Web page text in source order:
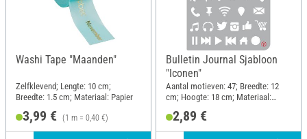
Washi Tape "Maanden"
Zelfklevend; Lengte: 10 cm;
Breedte: 1.5 cm; Materiaal: Papier
3,99 € (1 m = 0,40 €)
Bulletin Journal Sjabloon
"Iconen"
Aantal motieven: 47; Breedte: 12
cm; Hoogte: 18 cm; Materiaal:
2,89 €